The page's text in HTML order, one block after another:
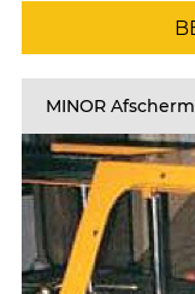
MINOR